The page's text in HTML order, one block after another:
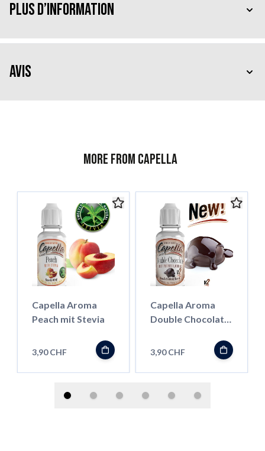
Plus d’information
Avis
More from Capella
Capella Aroma
Peach mit Stevia
3,90 CHF
Capella Aroma
Double Chocolate
3,90 CHF